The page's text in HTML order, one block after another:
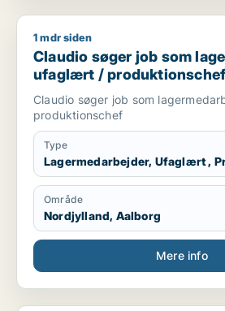
Claudio søger job som
1 mdr siden
Claudio søger job som
ufaglært / produktionschef
Claudio søger job som
produktionschef
Type
Lagermedarbejder, Ufaglært ,
Område
Nordjylland, Aalborg
Mere info